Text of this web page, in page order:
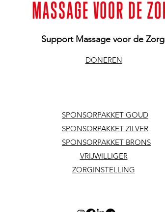
Support Massage voor de Zorg
DONEREN
SPONSORPAKKET GOUD
SPONSORPAKKET ZILVER
SPONSORPAKKET BRONS
VRIJWILLIGER
ZORGINSTELLING